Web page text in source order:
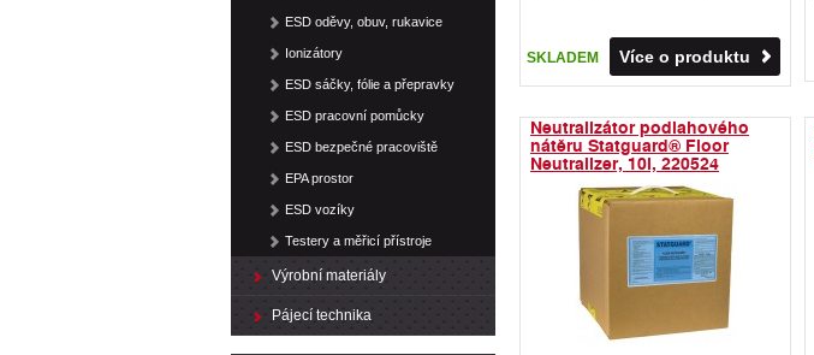
SKLADEM Více o produktu
Neutralizátor podlahového
nátěru Statguard® Floor
Neutralizer, 10l, 220524
ESD oděvy, obuv, rukavice
Ionizátory
ESD sáčky, fólie a přepravky
ESD pracovní pomůcky
ESD bezpečné pracoviště
EPA prostor
ESD vozíky
Testery a měřicí přístroje
Výrobní materiály
Pájecí technika